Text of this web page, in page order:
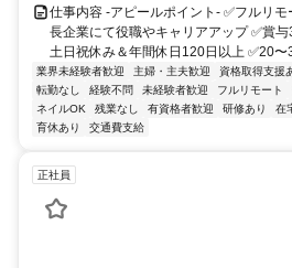
仕事内容 -アピールポイント- ✅フルリ
長企業にて役職やキャリアアップ ✅賞
土日祝休み＆年間休日120日以上 ✅20
業界未経験者歓迎 主婦・主夫歓迎 資格取得支援
転勤なし
経験不問 未経験者歓迎 フルリモート
ネイルOK
残業なし 有資格者歓迎 研修あり 在
育休あり
交通費支給
正社員